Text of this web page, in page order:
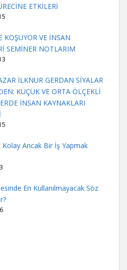
ETKİLERİ
KOŞUYOR VE İNSAN
SEMİNER NOTLARIM
İLKNUR GERDAN SİYALAR
KÜÇÜK VE ORTA ÖLÇEKLİ
İNSAN KAYNAKLARI
Kolay Ancak Bir İş Yapmak
En Kullanılmayacak Söz